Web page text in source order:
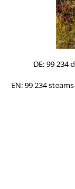
DE: 99
EN: 99 234